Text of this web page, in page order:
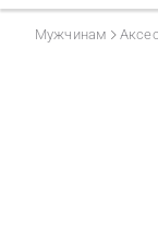
Мужчинам